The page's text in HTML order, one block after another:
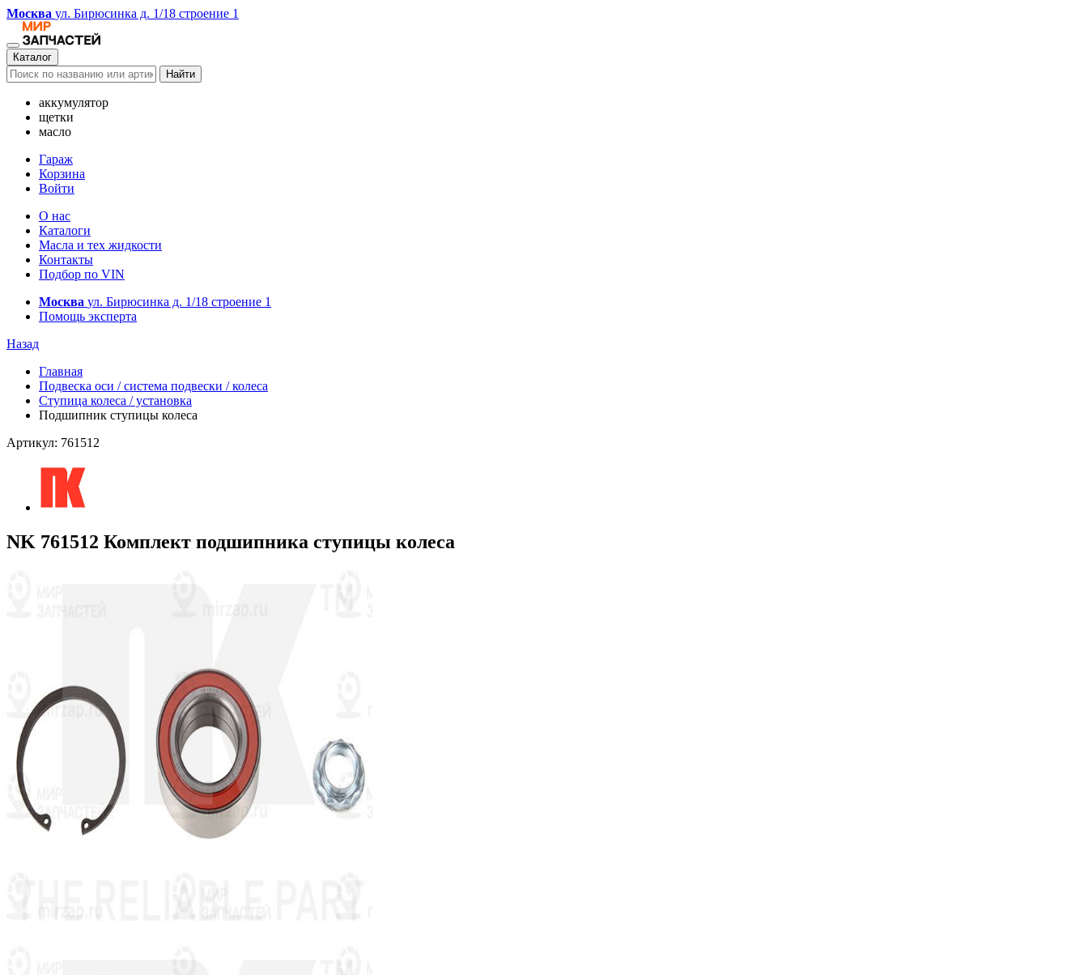
Москва ул. Бирюсинка д. 1/18 строение 1
Каталог
Найти
аккумулятор
щетки
масло
Гараж
Корзина
Войти
О нас
Каталоги
Масла и тех жидкости
Контакты
Подбор по VIN
Москва ул. Бирюсинка д. 1/18 строение 1
Помощь эксперта
Назад
Главная
Подвеска оси / система подвески / колеса
Ступица колеса / установка
Подшипник ступицы колеса
Артикул: 761512
NK 761512 Комплект подшипника ступицы колеса